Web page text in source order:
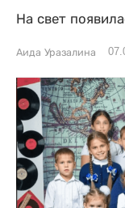
На свет
Аида Уразалина